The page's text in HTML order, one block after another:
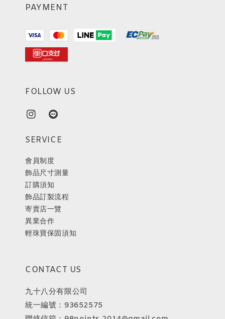
PAYMENT
FOLLOW US
SERVICE
會員制度
飾品尺寸測量
訂購須知
飾品訂製流程
寄賣店一覽
異業合作
輕珠寶保固須知
CONTACT US
九十八分有限公司
統一編號：93652575